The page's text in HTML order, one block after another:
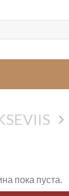
пока пуста.